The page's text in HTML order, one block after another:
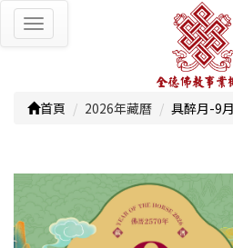
Toggle
navigation
首頁 2026年藏曆 具醉月-9月